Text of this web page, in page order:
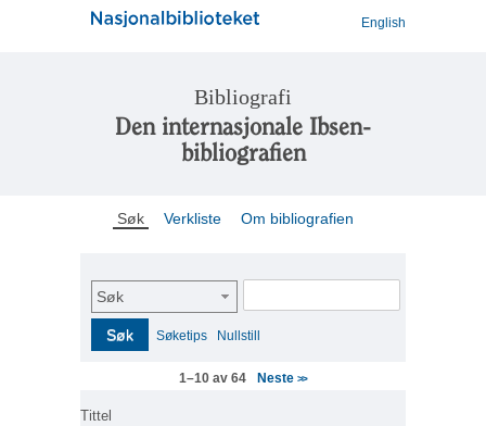
English
Bibliografi
Den internasjonale Ibsen-
bibliografien
Søk Verkliste Om bibliografien
Søk
Søk Søketips Nullstill
1–10 av 64 Neste>>
Tittel